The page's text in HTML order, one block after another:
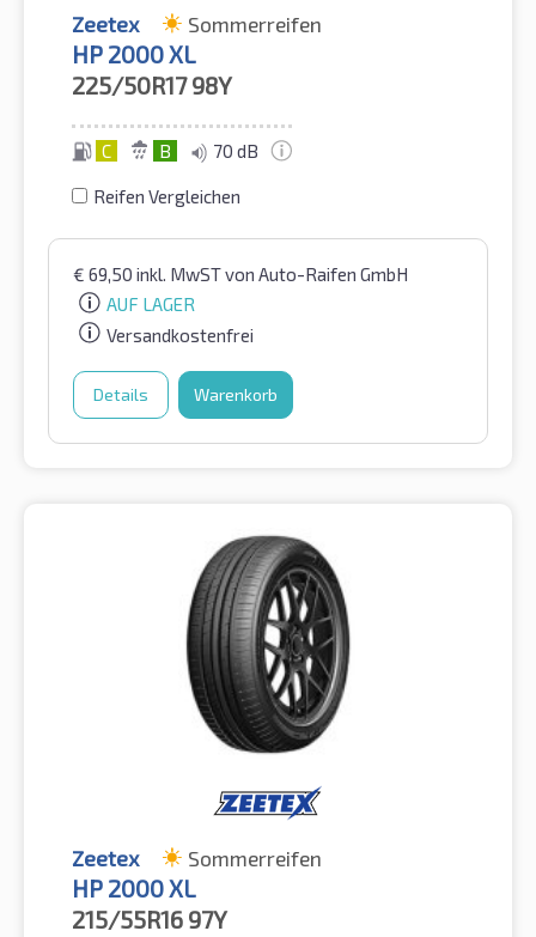
Zeetex Sommerreifen
HP 2000 XL
225/50R17 98Y
C B 70 dB
Reifen Vergleichen
€ 69,50 inkl. MwSTvon Auto-Raifen GmbH
AUF LAGER
Versandkostenfrei
Details Warenkorb
Zeetex Sommerreifen
HP 2000 XL
215/55R16 97Y